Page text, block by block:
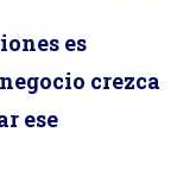
es
crezca
ese